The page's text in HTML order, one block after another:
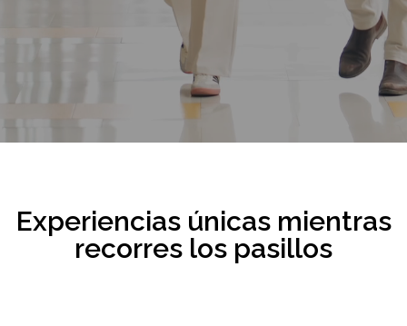
Experiencias únicas mientras
recorres los pasillos